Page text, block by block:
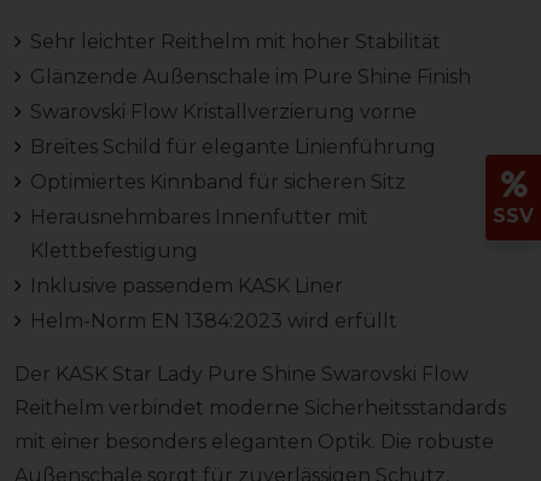
Sehr leichter Reithelm mit hoher Stabilität
Glänzende Außenschale im Pure Shine Finish
Swarovski Flow Kristallverzierung vorne
Breites Schild für elegante Linienführung
Optimiertes Kinnband für sicheren Sitz
Herausnehmbares Innenfutter mit
Klettbefestigung
Inklusive passendem KASK Liner
Helm-Norm EN 1384:2023 wird erfüllt
Der KASK Star Lady Pure Shine Swarovski Flow
Reithelm verbindet moderne Sicherheitsstandards
mit einer besonders eleganten Optik. Die robuste
Außenschale sorgt für zuverlässigen Schutz,
SSV